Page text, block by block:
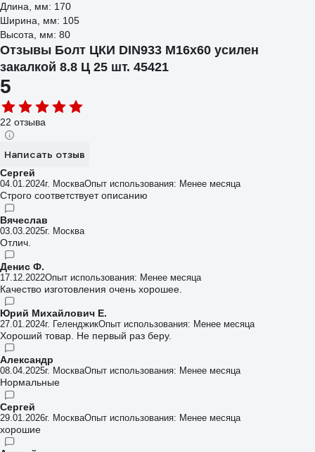
Длина, мм: 170
Ширина, мм: 105
Высота, мм: 80
Отзывы Болт ЦКИ DIN933 М16х60 усилен
закалкой 8.8 Ц 25 шт. 45421
5
22 отзыва
Написать отзыв
Сергей
04.01.2024г. МоскваОпыт использования: Менее месяца
Строго соответствует описанию
Вячеслав
03.03.2025г. Москва
Отлич.
Денис Ф.
17.12.2022Опыт использования: Менее месяца
Качество изготовления очень хорошее.
Юрий Михайлович Е.
27.01.2024г. ГеленджикОпыт использования: Менее месяца
Хороший товар. Не первый раз беру.
Александр
08.04.2025г. МоскваОпыт использования: Менее месяца
Нормальные
Сергей
29.01.2026г. МоскваОпыт использования: Менее месяца
хорошие